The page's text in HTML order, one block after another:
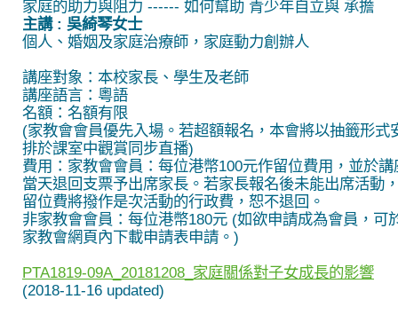
家庭的助力與阻力 ------ 如何幫助 青少年自立與 承擔
主講 : 吳綺琴女士
個人、婚姻及家庭治療師，家庭動力創辦人
講座對象：本校家長、學生及老師
講座語言：粵語
名額：名額有限
(家教會會員優先入場。若超額報名，本會將以抽籤形式
排於課室中觀賞同步直播)
費用：家教會會員：每位港幣100元作留位費用，並於講
當天退回支票予出席家長。若家長報名後未能出席活動
留位費將撥作是次活動的行政費，恕不退回。
非家教會會員：每位港幣180元 (如欲申請成為會員，可
家教會網頁內下載申請表申請。)
PTA1819-09A_20181208_家庭關係對子女成長的影響
(2018-11-16 updated)